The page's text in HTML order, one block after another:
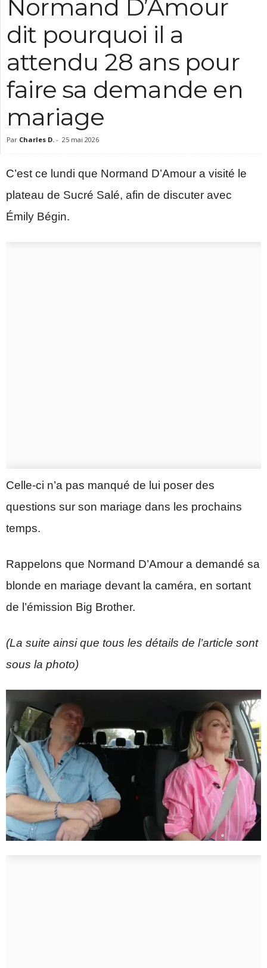
Normand D’Amour
dit pourquoi il a
attendu 28 ans pour
faire sa demande en
mariage
Par Charles D. - 25 mai 2026
C’est ce lundi que Normand D’Amour a visité le
plateau de Sucré Salé, afin de discuter avec
Émily Bégin.
Celle-ci n’a pas manqué de lui poser des
questions sur son mariage dans les prochains
temps.
Rappelons que Normand D’Amour a demandé sa
blonde en mariage devant la caméra, en sortant
de l’émission Big Brother.
(La suite ainsi que tous les détails de l’article sont
sous la photo)